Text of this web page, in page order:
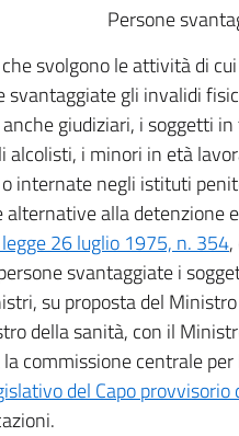
Persone
svolgono le attività di
svantaggiate gli invalidi
giudiziari, i soggetti
alcolisti, i minori in età
internate negli istituti
alla detenzione
26 luglio 1975, n. 354
svantaggiate i
su proposta del
della sanità, con il
commissione centrale
del Capo